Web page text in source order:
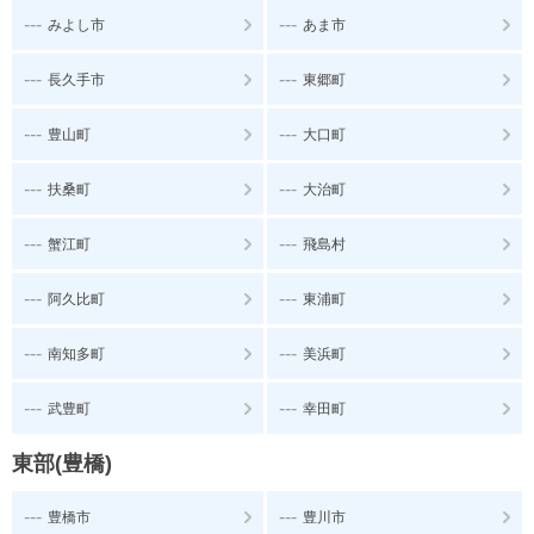
--- みよし市 --- あま市
--- 長久手市 --- 東郷町
--- 豊山町 --- 大口町
--- 扶桑町 --- 大治町
--- 蟹江町 --- 飛島村
--- 阿久比町 --- 東浦町
--- 南知多町 --- 美浜町
--- 武豊町 --- 幸田町
東部(豊橋)
--- 豊橋市 --- 豊川市